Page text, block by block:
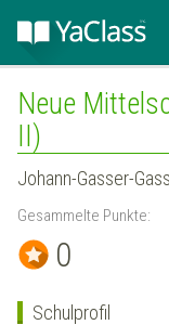
Neue
II)
Johann-Gasser-
Gesammelte Punkte:
0
Schulprofil